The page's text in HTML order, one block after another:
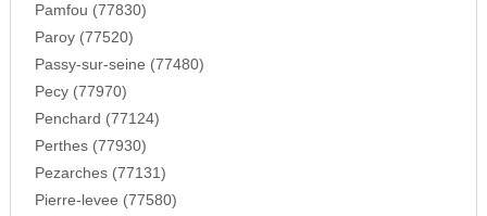
Pamfou (77830)
Paroy (77520)
Passy-sur-seine (77480)
Pecy (77970)
Penchard (77124)
Perthes (77930)
Pezarches (77131)
Pierre-levee (77580)